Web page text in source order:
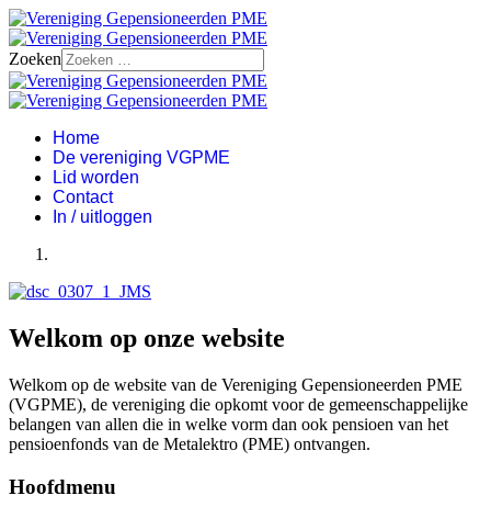
Zoeken
Home
De vereniging VGPME
Lid worden
Contact
In / uitloggen
Welkom op onze website
Welkom op de website van de Vereniging Gepensioneerden PME
(VGPME), de vereniging die opkomt voor de gemeenschappelijke
belangen van allen die in welke vorm dan ook pensioen van het
pensioenfonds van de Metalektro (PME) ontvangen.
Hoofdmenu